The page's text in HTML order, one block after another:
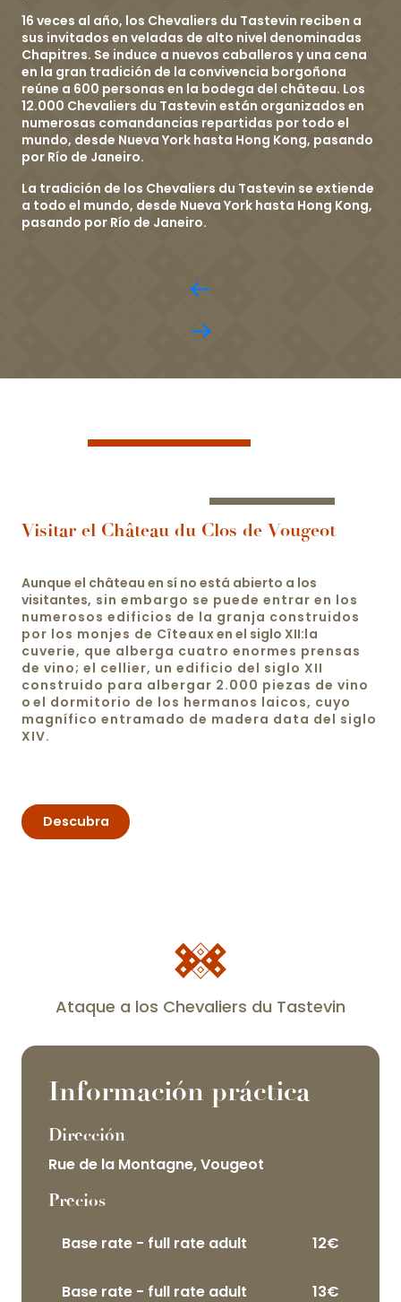
16 veces al año, los Chevaliers du Tastevin reciben a
sus invitados en veladas de alto nivel denominadas
Chapitres. Se induce a nuevos caballeros y una cena
en la gran tradición de la convivencia borgoñona
reúne a 600 personas en la bodega del château. Los
12.000 Chevaliers du Tastevin están organizados en
numerosas comandancias repartidas por todo el
mundo, desde Nueva York hasta Hong Kong, pasando
por Río de Janeiro.
La tradición de los Chevaliers du Tastevin se extiende
a todo el mundo, desde Nueva York hasta Hong Kong,
pasando por Río de Janeiro.
Visitar el Château du Clos de Vougeot
Aunque el château en sí no está abierto a los
visitantes, sin embargo se puede entrar en los
numerosos edificios de la granja construidos
por los monjes de Cîteaux en el siglo XII:la
cuverie, que alberga cuatro enormes prensas
de vino; el cellier, un edificio del siglo XII
construido para albergar 2.000 piezas de vino
o el dormitorio de los hermanos laicos, cuyo
magnífico entramado de madera data del siglo
XIV.
Descubra
Ataque a los Chevaliers du Tastevin
Información práctica
Dirección
Rue de la Montagne, Vougeot
Precios
Base rate - full rate adult 12€
Base rate - full rate adult 13€